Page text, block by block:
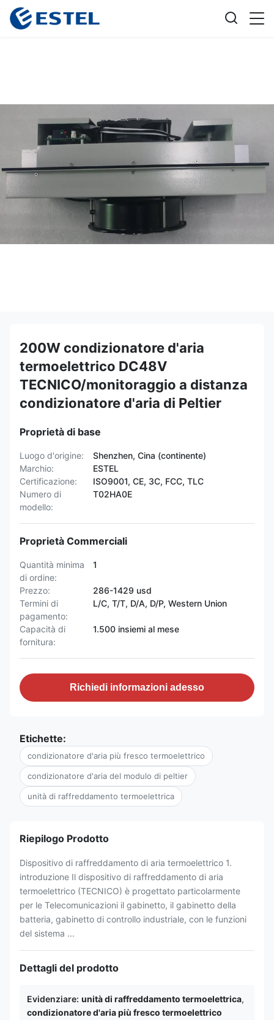
200W condizionatore d'aria
termoelettrico DC48V
TECNICO/monitoraggio a distanza
condizionatore d'aria di Peltier
Proprietà di base
Luogo d'origine:
Shenzhen, Cina (continente)
Marchio:
ESTEL
Certificazione:
ISO9001, CE, 3C, FCC, TLC
Numero di
modello:
T02HA0E
Proprietà Commerciali
Quantità minima
di ordine:
1
Prezzo:
286-1429 usd
Termini di
pagamento:
L/C, T/T, D/A, D/P, Western Union
Capacità di
fornitura:
1.500 insiemi al mese
Richiedi informazioni adesso
Etichette:
condizionatore d'aria più fresco termoelettrico
condizionatore d'aria del modulo di peltier
unità di raffreddamento termoelettrica
Riepilogo Prodotto
Dispositivo di raffreddamento di aria termoelettrico 1.
introduzione Il dispositivo di raffreddamento di aria
termoelettrico (TECNICO) è progettato particolarmente
per le Telecomunicazioni il gabinetto, il gabinetto della
batteria, gabinetto di controllo industriale, con le funzioni
del sistema ...
Dettagli del prodotto
Evidenziare: unità di raffreddamento termoelettrica,
condizionatore d'aria più fresco termoelettrico